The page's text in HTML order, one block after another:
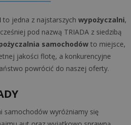
to jedna z najstarszych wypożyczalni,
pod nazwą TRIADA z siedzibą
samochodówto miejsce,
jakości flotę, a konkurencyjne
powrócić do naszej oferty.
samochodów wyróżniamy się